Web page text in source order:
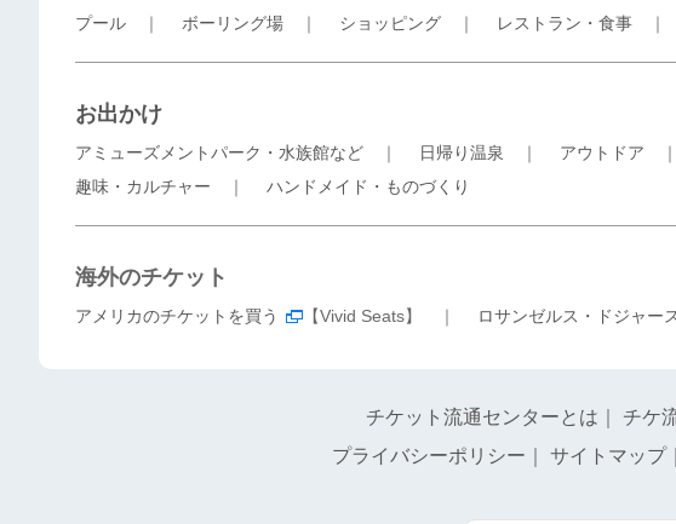
プール ｜ ボーリング場 ｜ ショッピング ｜ レストラン・食事
お出かけ
アミューズメントパーク・水族館など ｜ 日帰り温泉 ｜ アウトドア
趣味・カルチャー ｜ ハンドメイド・ものづくり
海外のチケット
アメリカのチケットを買う 【Vivid Seats】 ｜ ロサンゼルス・ドジャー
チケット流通センターとは チケ
プライバシーポリシー
サイトマップ